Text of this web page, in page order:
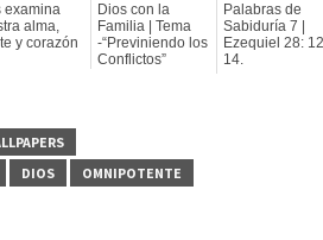
examina
alma,
y corazón
Dios con la
Familia | Tema
-“Previniendo los
Conflictos”
Palabras de
Sabiduría 7 |
Ezequiel 28:
14.
DIOS OMNIPOTENTE